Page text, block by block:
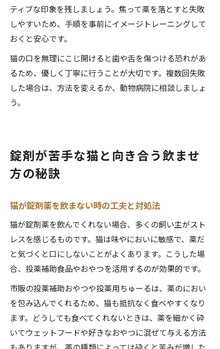
ティブな印象を残しましょう。焦って薬を落とすと失敗
しやすいため、手順を事前にイメージトレーニングして
おくと安心です。
猫の口を無理にこじ開けると歯や舌を傷つける恐れがあ
るため、優しく丁寧に行うことが大切です。複数回失敗
した場合は、方法を変えるか、動物病院に相談しましょ
う。
錠剤が苦手な猫と向き合う飲ませ
方の秘訣
猫が錠剤薬を飲まない時の工夫と対処法
猫が錠剤薬を飲んでくれない場合、多くの飼い主がスト
レスを感じるものです。猫は味やにおいに敏感で、薬だ
と気づくと口にしないことがよくあります。こうした場
合、投薬補助食品やおやつを活用するのが効果的です。
市販の投薬補助おやつや投薬用ちゅーるは、薬のにおい
を包み込んでくれるため、猫も抵抗なく食べやすくなり
ます。どうしても食べてくれないときは、薬を細かく砕
いてウェットフードや好きなおやつに混ぜて与える方法